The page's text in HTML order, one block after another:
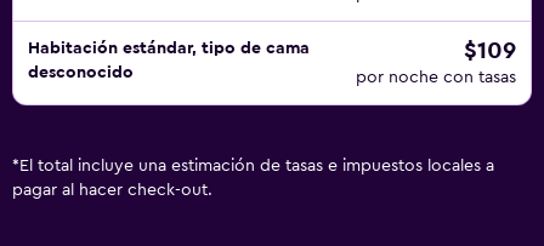
Habitación estándar, tipo de cama
desconocido
$109
por noche con tasas
* El total incluye una estimación de tasas e impuestos locales a
pagar al hacer check-out.